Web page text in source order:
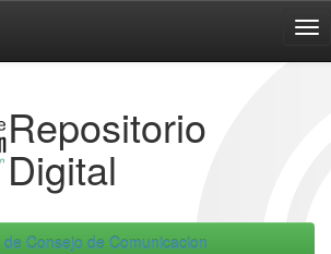
Repositorio
Digital
Consejo de Comunicacion